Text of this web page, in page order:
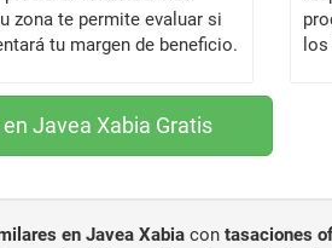
zona te permite evaluar si
tu margen de beneficio.
Javea Xabia Gratis
en Javea Xabia con tasaciones